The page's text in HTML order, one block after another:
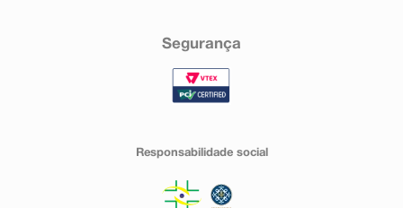
Segurança
Responsabilidade social